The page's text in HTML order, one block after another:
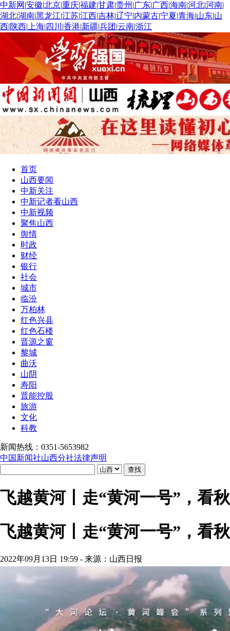
中新网 |安徽|北京|重庆|福建|甘肃|贵州 |广东|广西|海南|河北|河南|
湖北|湖南|黑龙江|江苏|江西|吉林|辽宁|内蒙古|宁夏|青海|山东|山
西|陕西| 上海| 四川 |香港|新疆|兵团 |云南|浙江
首页
山西要闻
中新关注
中新记者看山西
中新视频
聚焦山西
舆情
时政
财经
银行
社会
城市
临汾
万柏林
红色兴县
红色石楼
晋源之窗
黎城
曲沃
山阴
寿阳
晋能控股
旅游
文化
科教
新闻热线：0351-5653982
中国新闻社山西分社法律声明
飞越黄河丨走“黄河一号”，看
飞越黄河丨走“黄河一号”，看
2022年09月13日 19:59 - 来源：山西日报